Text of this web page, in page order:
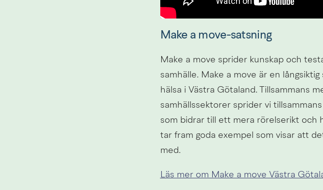
Make a move-satsning
Make a move sprider kunskap och
samhälle. Make a move är en
hälsa i Västra Götaland. Tillsammans
samhällssektorer sprider vi
som bidrar till ett mera rörelserikt och
tar fram goda exempel som visar att
med.
Läs mer om Make a move Västra